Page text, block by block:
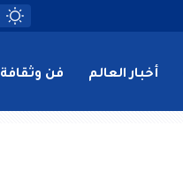
أخبار العالم فن وثقافة